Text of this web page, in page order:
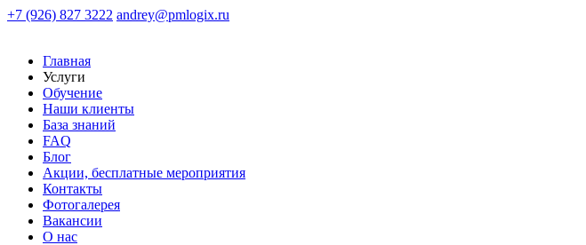
+7 (926) 827 3222 andrey@pmlogix.ru
Главная
Услуги
Обучение
Наши клиенты
База знаний
FAQ
Блог
Акции, бесплатные мероприятия
Контакты
Фотогалерея
Вакансии
О нас